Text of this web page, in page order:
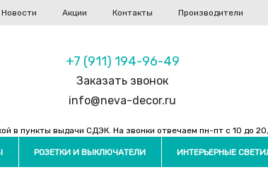
Новости Акции Контакты Производители
+7 (911) 194-96-49
Заказать звонок
info@neva-decor.ru
в пункты выдачи СДЭК. На звонки отвечаем пн-пт с 10 до
РОЗЕТКИ И ВЫКЛЮЧАТЕЛИ ИНТЕРЬЕРНЫЕ